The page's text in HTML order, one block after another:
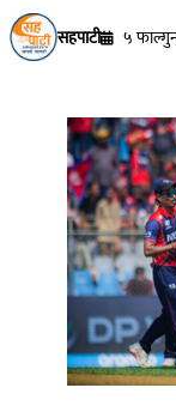
सहपाटी ५